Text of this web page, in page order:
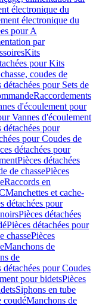
électronique du
électronique du
pour A
par
Kits
pour Kits
coudes de
détachées pour Sets de
Raccordements
d'écoulement pour
Vannes d'écoulement
détachées pour
pour Coudes de
détachées pour
Pièces détachées
de chassePièces
Raccords en
Manchettes et cache-
détachées pour
Pièces détachées
Pièces détachées pour
chassePièces
Manchons de
de
détachées pour Coudes
pour bidetsPièces
Siphons en tube
coudéManchons de